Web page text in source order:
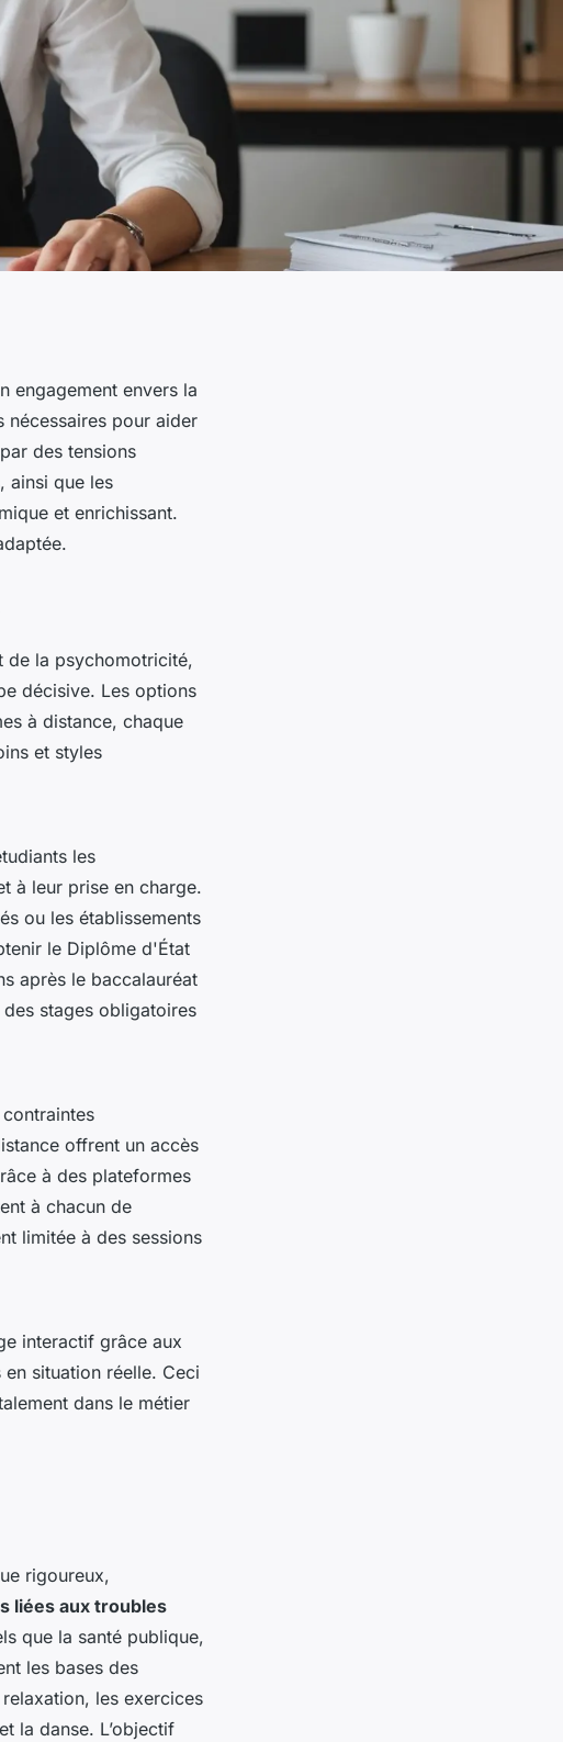
engagement envers la
pour aider
des tensions
ainsi que les
et enrichissant.
de la psychomotricité,
décisive. Les options
à distance, chaque
et styles
les
à leur prise en charge.
ou les établissements
le Diplôme d'État
après le baccalauréat
stages obligatoires
offrent un accès
à des plateformes
à chacun de
limitée à des sessions
interactif grâce aux
situation réelle. Ceci
dans le métier
rigoureux,
liées aux troubles
que la santé publique,
les bases des
les exercices
la danse. L’objectif